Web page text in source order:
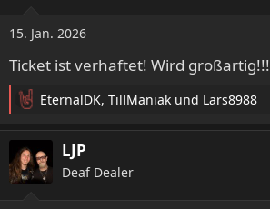
n
e
n
15. Jan. 2026
Ticket ist verhaftet! Wird großartig!!!
R
e
a
k
t
EternalDK, TillManiak und Lars8988
LJP
Deaf Dealer